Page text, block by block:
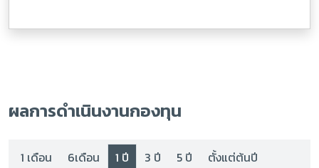
ผลการดำเนินงานกองทุน
1 เดือน 6เดือน 1 ปี 3 ปี 5 ปี
ตั้งแต่ต้นปี